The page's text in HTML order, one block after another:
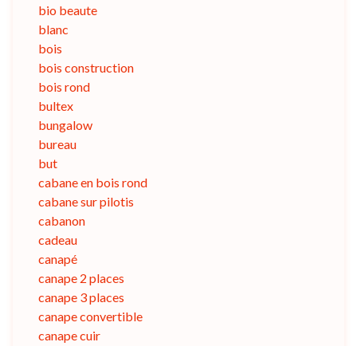
bio beaute
blanc
bois
bois construction
bois rond
bultex
bungalow
bureau
but
cabane en bois rond
cabane sur pilotis
cabanon
cadeau
canapé
canape 2 places
canape 3 places
canape convertible
canape cuir